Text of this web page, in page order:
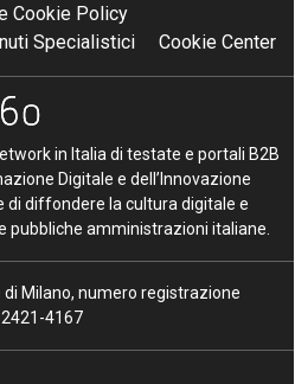
Cookie Policy
Specialistici
Cookie Center
in Italia di testate e portali B2B
Digitale e dell’Innovazione
di diffondere la cultura digitale e
pubbliche amministrazioni italiane.
Milano, numero registrazione
4167